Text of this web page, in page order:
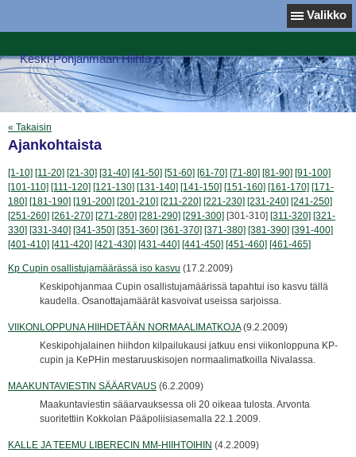
Valikko
Keski-Pohjanmaan Hiihto ry
« Takaisin
Ajankohtaista
[1-10] [11-20] [21-30] [31-40] [41-50] [51-60] [61-70] [71-80] [81-90] [91-100]
[101-110] [111-120] [121-130] [131-140] [141-150] [151-160] [161-170] [171-
180] [181-190] [191-200] [201-210] [211-220] [221-230] [231-240] [241-250]
[251-260] [261-270] [271-280] [281-290] [291-300] [301-310] [311-320] [321-
330] [331-340] [341-350] [351-360] [361-370] [371-380] [381-390] [391-400]
[401-410] [411-420] [421-430] [431-440] [441-450] [451-460] [461-465]
Kp Cupin osallistujamäärässä iso kasvu (17.2.2009)
Keskipohjanmaa Cupin osallistujamäärissä tapahtui iso kasvu tällä
kaudella. Osanottajamäärät kasvoivat useissa sarjoissa.
VIIKONLOPPUNA HIIHDETÄÄN NORMAALIMATKOJA (9.2.2009)
Keskipohjalainen hiihdon kilpailukausi jatkuu ensi viikonloppuna KP-
cupin ja KePHin mestaruuskisojen normaalimatkoilla Nivalassa.
MAAKUNTAVIESTIN SÄÄARVAUS (6.2.2009)
Maakuntaviestin sääarvauksessa oli 20 oikeaa tulosta. Arvonta
suoritettiin Kokkolan Pääpoliisiasemalla 22.1.2009.
KALLE JA TEEMU LIBERECIN MM-HIIHTOIHIN (4.2.2009)